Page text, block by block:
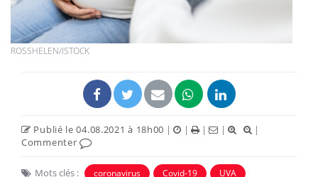
ROSSHELEN/ISTOCK
Publié le 04.08.2021 à 18h00 | | | |
|
Commenter
Mots clés : coronavirus Covid-19 UVA